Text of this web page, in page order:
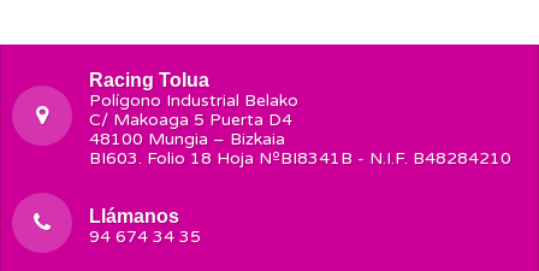
Racing Tolua
Polígono Industrial Belako
C/ Makoaga 5 Puerta D4
48100 Mungia – Bizkaia
BI603. Folio 18 Hoja NºBI8341B - N.I.F. B48284210
Llámanos
94 674 34 35